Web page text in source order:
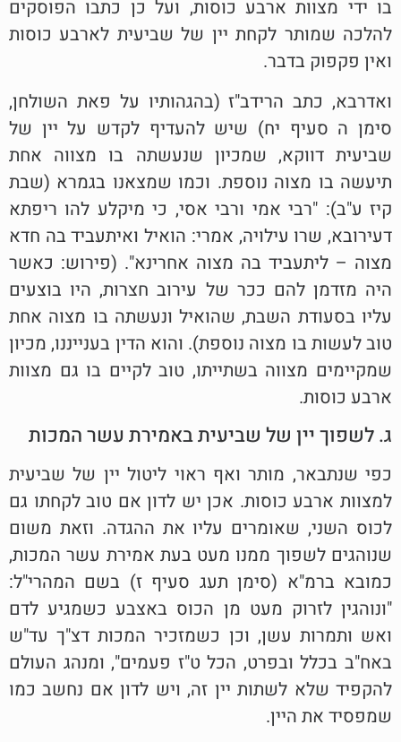
בו ידי מצוות ארבע כוסות, ועל כן כתבו הפוסקים
להלכה שמותר לקחת יין של שביעית לארבע כוסות
ואין פקפוק בדבר.
ואדרבא, כתב הרידב"ז (בהגהותיו על פאת השולחן,
סימן ה סעיף יח) שיש להעדיף לקדש על יין של
שביעית דווקא, שמכיון שנעשתה בו מצווה אחת
תיעשה בו מצוה נוספת. וכמו שמצאנו בגמרא (שבת
קיז ע"ב): "רבי אמי ורבי אסי, כי מיקלע להו ריפתא
דעירובא, שרו עילויה, אמרי: הואיל ואיתעביד בה חדא
מצוה – ליתעביד בה מצוה אחרינא". (פירוש: כאשר
היה מזדמן להם ככר של עירוב חצרות, היו בוצעים
עליו בסעודת השבת, שהואיל ונעשתה בו מצוה אחת
טוב לעשות בו מצוה נוספת). והוא הדין בענייננו, מכיון
שמקיימים מצווה בשתייתו, טוב לקיים בו גם מצוות
ארבע כוסות.
ג. לשפוך יין של שביעית באמירת עשר המכות
כפי שנתבאר, מותר ואף ראוי ליטול יין של שביעית
למצוות ארבע כוסות. אכן יש לדון אם טוב לקחתו גם
לכוס השני, שאומרים עליו את ההגדה. וזאת משום
שנוהגים לשפוך ממנו מעט בעת אמירת עשר המכות,
כמובא ברמ"א (סימן תעג סעיף ז) בשם המהרי"ל:
"ונוהגין לזרוק מעט מן הכוס באצבע כשמגיע לדם
ואש ותמרות עשן, וכן כשמזכיר המכות דצ"ך עד"ש
באח"ב בכלל ובפרט, הכל ט"ז פעמים", ומנהג העולם
להקפיד שלא לשתות יין זה, ויש לדון אם נחשב כמו
שמפסיד את היין.